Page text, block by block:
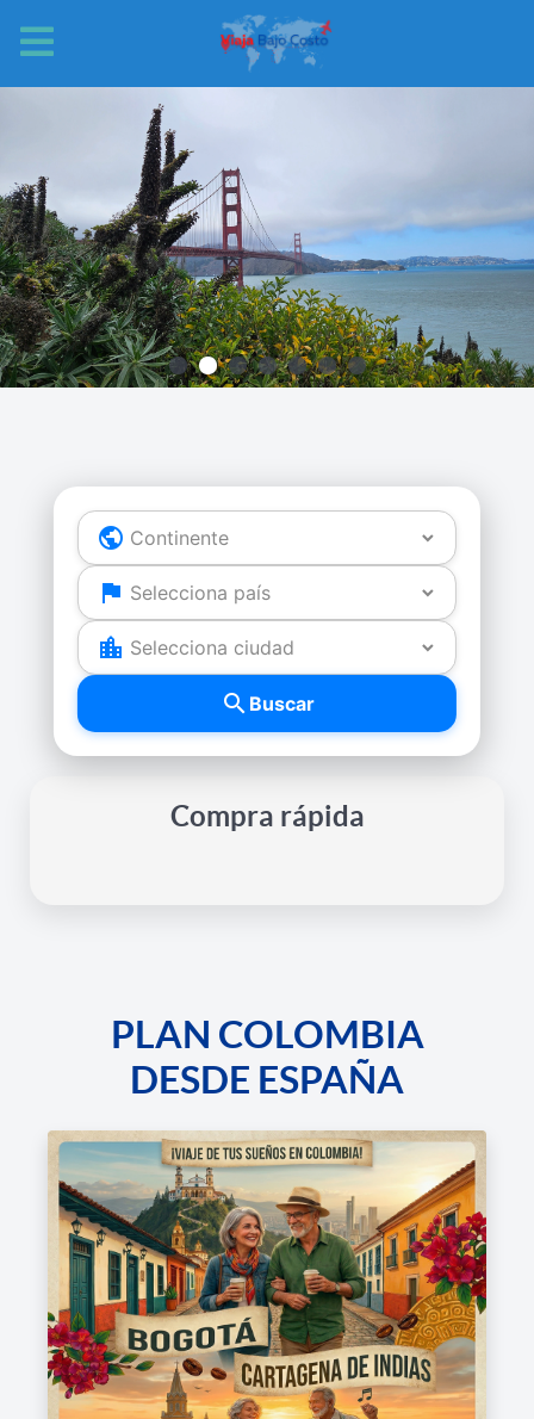
Buscador
de
planes
public
flag
location_city
search Buscar
Compra rápida
PLAN COLOMBIA
DESDE ESPAÑA